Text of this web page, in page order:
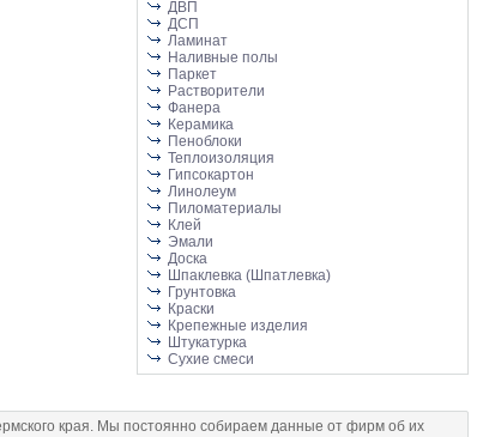
ДВП
ДСП
Ламинат
Наливные полы
Паркет
Растворители
Фанера
Керамика
Пеноблоки
Теплоизоляция
Гипсокартон
Линолеум
Пиломатериалы
Клей
Эмали
Доска
Шпаклевка (Шпатлевка)
Грунтовка
Краски
Крепежные изделия
Штукатурка
Сухие смеси
края. Мы постоянно собираем данные от фирм об их